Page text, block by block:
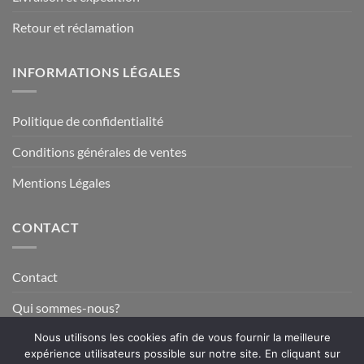
Retour et réclamation
INFORMATIONS LÉGALES
Politique de confidentialité
Conditions générales de ventes
Mentions Légales
CONTACT
Contact
Qui sommes-nous?
Nous utilisons les cookies afin de vous fournir la meilleure
expérience utilisateurs possible sur notre site. En cliquant sur